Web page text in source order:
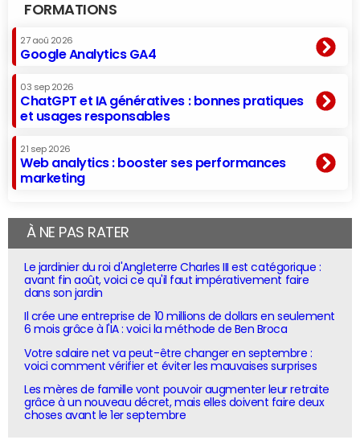
FORMATIONS
27 aoû 2026
Google Analytics GA4
03 sep 2026
ChatGPT et IA génératives : bonnes pratiques
et usages responsables
21 sep 2026
Web analytics : booster ses performances
marketing
À NE PAS RATER
Le jardinier du roi d'Angleterre Charles III est catégorique :
avant fin août, voici ce qu'il faut impérativement faire
dans son jardin
Il crée une entreprise de 10 millions de dollars en seulement
6 mois grâce à l'IA : voici la méthode de Ben Broca
Votre salaire net va peut-être changer en septembre :
voici comment vérifier et éviter les mauvaises surprises
Les mères de famille vont pouvoir augmenter leur retraite
grâce à un nouveau décret, mais elles doivent faire deux
choses avant le 1er septembre